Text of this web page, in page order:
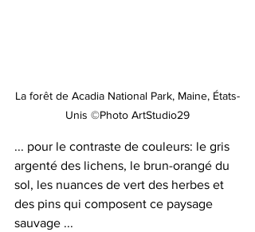
La forêt de Acadia National Park, Maine, États-
Unis ©Photo ArtStudio29
... pour le contraste de couleurs: le gris
argenté des lichens, le brun-orangé du
sol, les nuances de vert des herbes et
des pins qui composent ce paysage
sauvage ...